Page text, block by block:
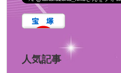
人気記事